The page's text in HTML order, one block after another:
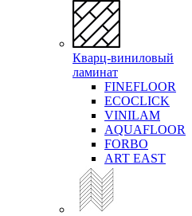
Кварц-виниловый
ламинат
FINEFLOOR
ECOCLICK
VINILAM
AQUAFLOOR
FORBO
ART EAST